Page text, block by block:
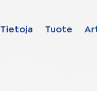
Tietoja Tuote